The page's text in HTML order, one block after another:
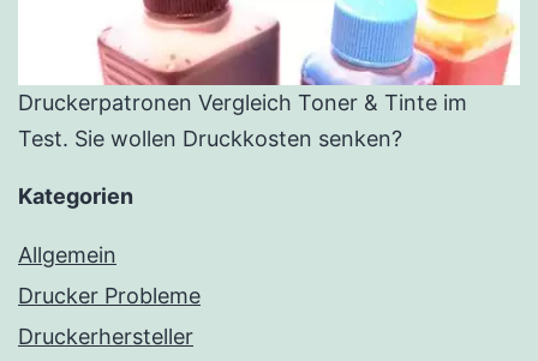
Druckerpatronen Vergleich Toner & Tinte im
Test. Sie wollen Druckkosten senken?
Kategorien
Allgemein
Drucker Probleme
Druckerhersteller